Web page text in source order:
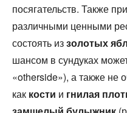
посягательств. Также
различными ценными
состоять иззолотых
шансом в сундуках
«otherside»), а также не
как кости и гнилая